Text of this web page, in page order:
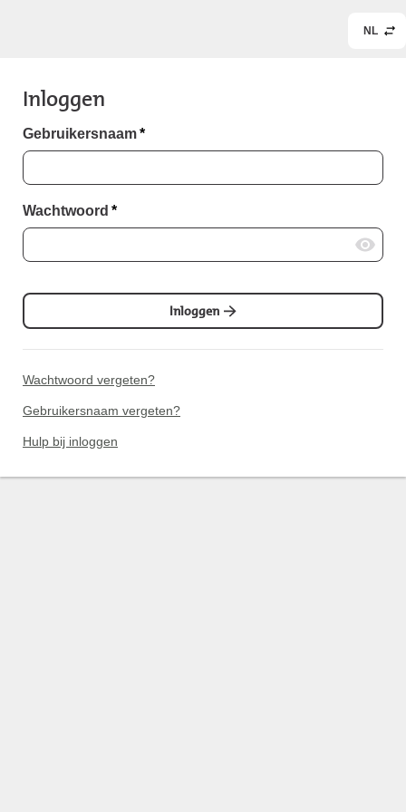
NL
Inloggen
Gebruikersnaam*
Wachtwoord *
Inloggen
Wachtwoord vergeten?
Gebruikersnaam vergeten?
Hulp bij inloggen